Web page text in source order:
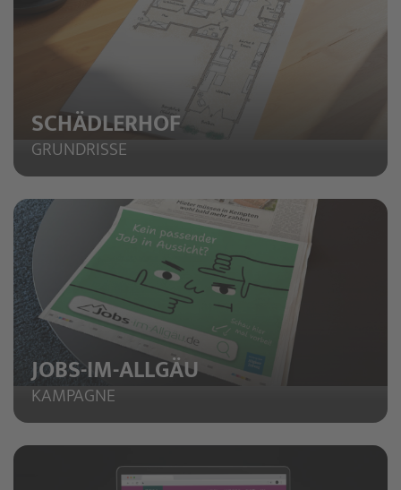
SCHÄDLERHOF
GRUNDRISSE
JOBS-IM-ALLGÄU
KAMPAGNE